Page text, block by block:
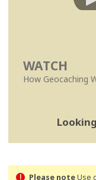
WATCH
How Geocaching
Please noteUse